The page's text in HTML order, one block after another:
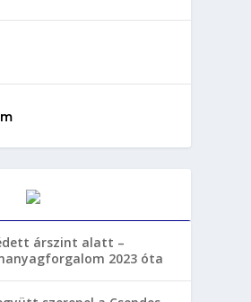
árszint alatt –
2023 óta